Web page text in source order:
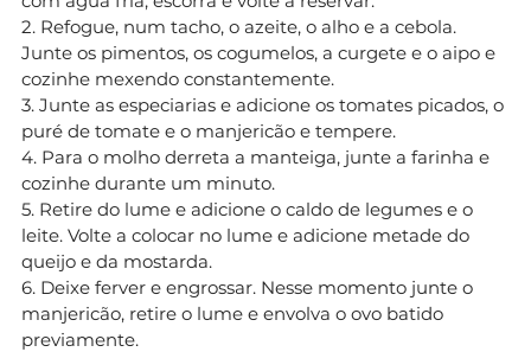
2. Refogue, num tacho, o azeite, o alho e a cebola.
Junte os pimentos, os cogumelos, a curgete e o aipo e
cozinhe mexendo constantemente.
3. Junte as especiarias e adicione os tomates picados, o
puré de tomate e o manjericão e tempere.
4. Para o molho derreta a manteiga, junte a farinha e
cozinhe durante um minuto.
5. Retire do lume e adicione o caldo de legumes e o
leite. Volte a colocar no lume e adicione metade do
queijo e da mostarda.
6. Deixe ferver e engrossar. Nesse momento junte o
manjericão, retire o lume e envolva o ovo batido
previamente.